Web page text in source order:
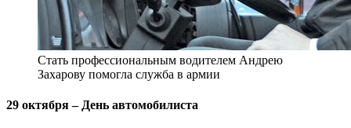
Стать профессиональным водителем Андрею
Захарову помогла служба в армии
29 октября – День автомобилиста